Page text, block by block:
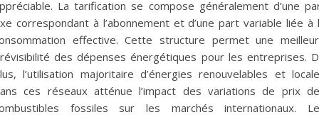
La tarification se compose généralement d’une
correspondant à l’abonnement et d’une part variable liée à
effective. Cette structure permet une
des dépenses énergétiques pour les entreprises.
l’utilisation majoritaire d’énergies renouvelables et
ces réseaux atténue l’impact des variations de prix
fossiles sur les marchés internationaux.